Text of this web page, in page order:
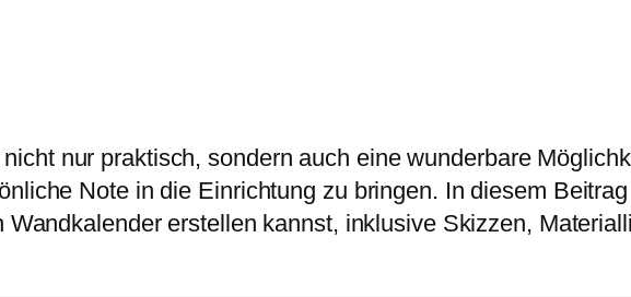
nur praktisch, sondern auch eine wunderbare
Note in die Einrichtung zu bringen. In diesem
erstellen kannst, inklusive Skizzen,